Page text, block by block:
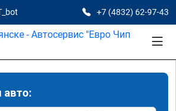
+7 (4832) 62-97-43
авто: